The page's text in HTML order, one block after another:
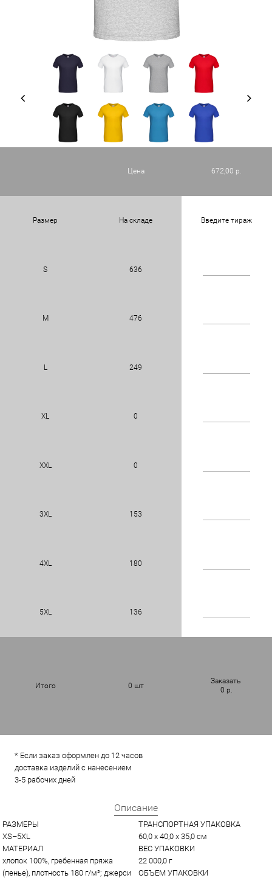
Цена 672,00 р.
Размер На складе Введите тираж
S 636
M 476
L 249
XL 0
XXL 0
3XL 153
4XL 180
5XL 136
Итого 0 шт
Заказать
0 р.
* Если заказ оформлен до 12 часов
доставка изделий с нанесением
3-5 рабочих дней
Описание
РАЗМЕРЫ
XS–5XL
МАТЕРИАЛ
хлопок 100%, гребенная пряжа
(пенье), плотность 180 г/м²; джерси
ТРАНСПОРТНАЯ УПАКОВКА
60,0 x 40,0 x 35,0 см
ВЕС УПАКОВКИ
22 000,0 г
ОБЪЕМ УПАКОВКИ